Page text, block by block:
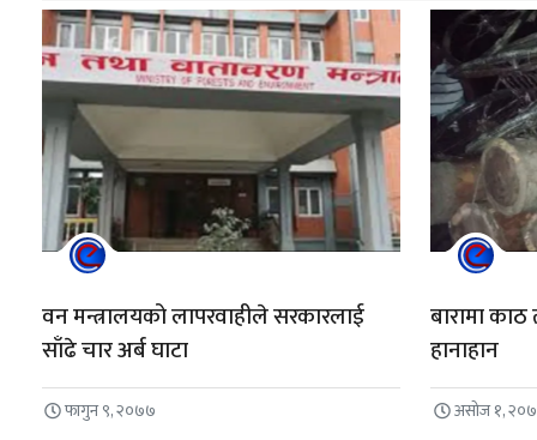
वन मन्त्रालयको लापरवाहीले सरकारलाई
साँढे चार अर्ब घाटा
फागुन ९, २०७७
बारामा
हानाहान
असोज १,